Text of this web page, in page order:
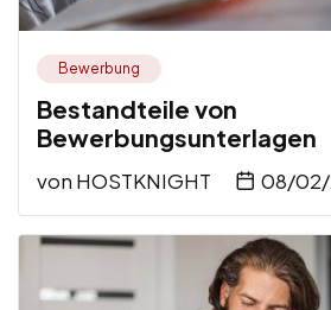
Bewerbung
Bestandteile von
Bewerbungsunterlagen
von HOSTKNIGHT 08/